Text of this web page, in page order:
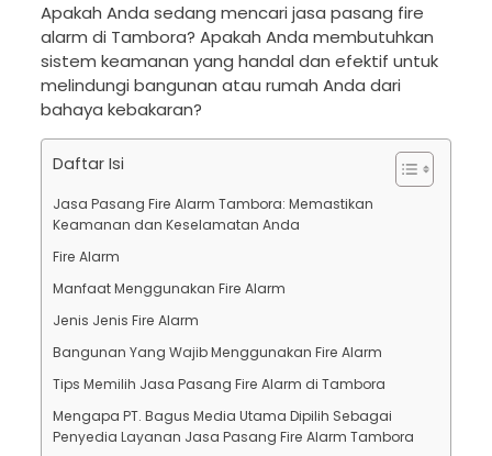
Apakah Anda sedang mencari jasa pasang fire
alarm di Tambora? Apakah Anda membutuhkan
sistem keamanan yang handal dan efektif untuk
melindungi bangunan atau rumah Anda dari
bahaya kebakaran?
Daftar Isi
Jasa Pasang Fire Alarm Tambora: Memastikan
Keamanan dan Keselamatan Anda
Fire Alarm
Manfaat Menggunakan Fire Alarm
Jenis Jenis Fire Alarm
Bangunan Yang Wajib Menggunakan Fire Alarm
Tips Memilih Jasa Pasang Fire Alarm di Tambora
Mengapa PT. Bagus Media Utama Dipilih Sebagai
Penyedia Layanan Jasa Pasang Fire Alarm Tambora